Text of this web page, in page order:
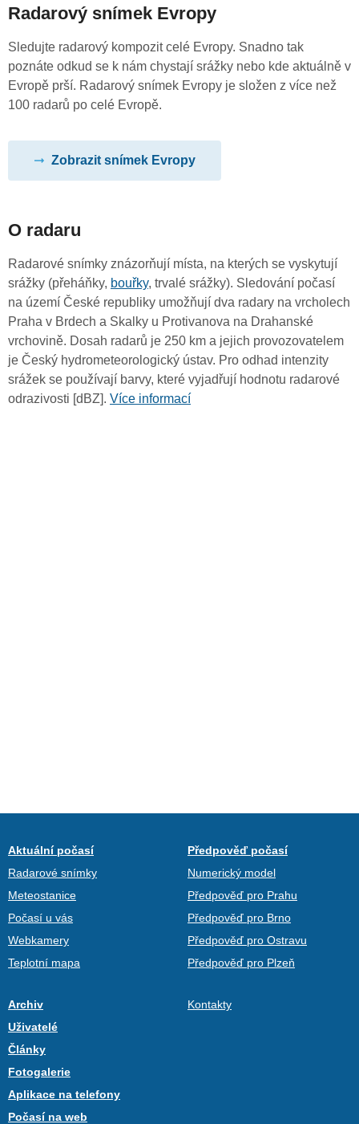
Radarový snímek Evropy
Sledujte radarový kompozit celé Evropy. Snadno tak
poznáte odkud se k nám chystají srážky nebo kde aktuálně v
Evropě prší. Radarový snímek Evropy je složen z více než
100 radarů po celé Evropě.
Zobrazit snímek Evropy
O radaru
Radarové snímky znázorňují místa, na kterých se vyskytují
srážky (přeháňky, bouřky, trvalé srážky). Sledování počasí
na území České republiky umožňují dva radary na vrcholech
Praha v Brdech a Skalky u Protivanova na Drahanské
vrchovině. Dosah radarů je 250 km a jejich provozovatelem
je Český hydrometeorologický ústav. Pro odhad intenzity
srážek se používají barvy, které vyjadřují hodnotu radarové
odrazivosti [dBZ]. Více informací
Aktuální počasí
Radarové snímky
Meteostanice
Počasí u vás
Webkamery
Teplotní mapa
Předpověď počasí
Numerický model
Předpověď pro Prahu
Předpověď pro Brno
Předpověď pro Ostravu
Předpověď pro Plzeň
Archiv
Uživatelé
Články
Fotogalerie
Aplikace na telefony
Počasí na web
Kontakty